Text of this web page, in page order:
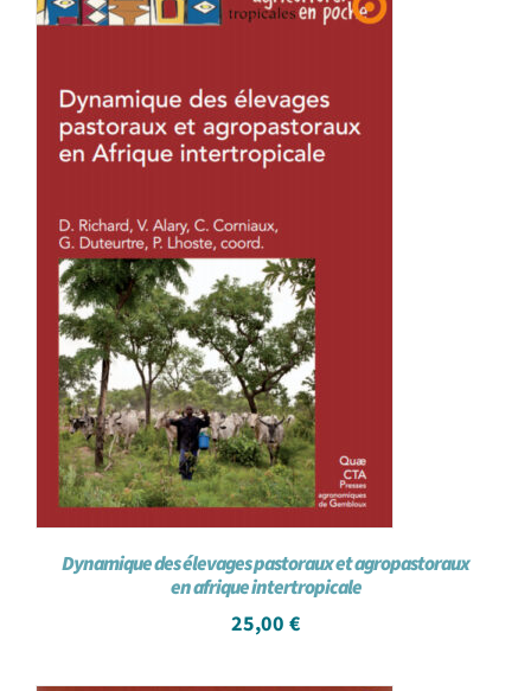
Dynamique des élevages pastoraux et agropastoraux
en afrique intertropicale
25,00 €